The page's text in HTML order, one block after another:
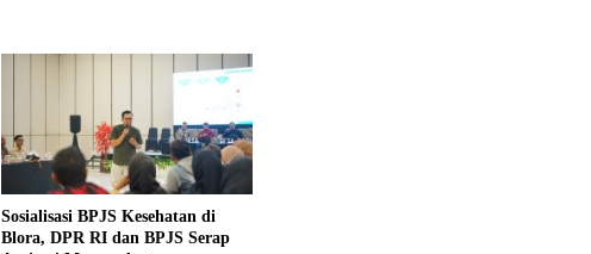
Sosialisasi BPJS Kesehatan di
Blora, DPR RI dan BPJS Serap